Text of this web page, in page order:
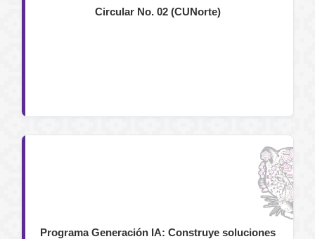
Circular No. 02 (CUNorte)
Programa Generación IA: Construye soluciones